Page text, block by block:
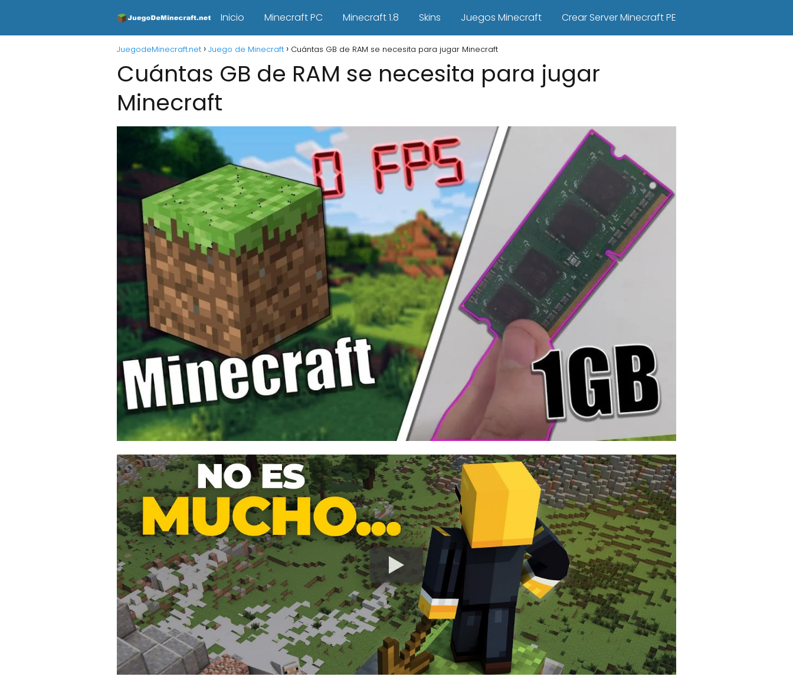
Inicio Minecraft PC Minecraft 1.8 Skins Juegos Minecraft Crear Server Minecraft PE
JuegodeMinecraft.net Juego de Minecraft Cuántas GB de RAM se necesita para jugar Minecraft
Cuántas GB de RAM se necesita para jugar
Minecraft